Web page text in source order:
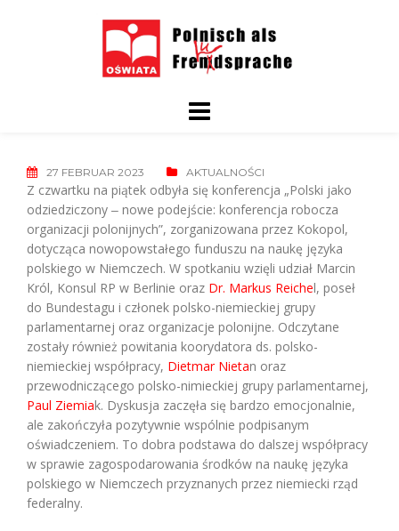
27 FEBRUAR 2023 AKTUALNOŚCI
Z czwartku na piątek odbyła się konferencja „Polski jako
odziedziczony ‒ nowe podejście: konferencja robocza
organizacji polonijnych”, zorganizowana przez Kokopol,
dotycząca nowopowstałego funduszu na naukę języka
polskiego w Niemczech. W spotkaniu wzięli udział Marcin
Król, Konsul RP w Berlinie oraz Dr. Markus Reichel, poseł
do Bundestagu i członek polsko-niemieckiej grupy
parlamentarnej oraz organizacje polonijne. Odczytane
zostały również powitania koorydatora ds. polsko-
niemieckiej współpracy, Dietmar Nietan oraz
przewodniczącego polsko-nimieckiej grupy parlamentarnej,
Paul Ziemiak. Dyskusja zaczęła się bardzo emocjonalnie,
ale zakończyła pozytywnie wspólnie podpisanym
oświadczeniem. To dobra podstawa do dalszej współpracy
w sprawie zagospodarowania środków na naukę języka
polskiego w Niemczech przyznanych przez niemiecki rząd
federalny.